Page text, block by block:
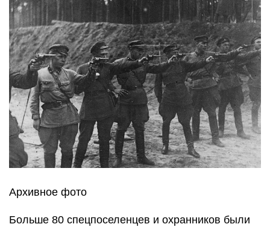
Архивное фото
Больше 80 спецпоселенцев и охранников были